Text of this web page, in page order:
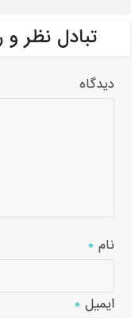
تبادل نظر
دیدگاه
نام*
ایمیل*